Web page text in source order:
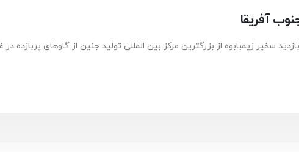
آفریقا
سفیر زیمبابوه از بزرگترین مرکز بین المللی تولید جنین از گاوهای پربازده